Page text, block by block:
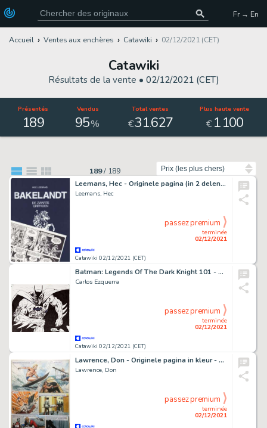
Fr → En
Accueil Ventes aux enchères Catawiki 02/12/2021 (CET)
Catawiki
Résultats de la vente • 02/12/2021 (CET)
Présentés
189
Vendus
95%
Total ventes
€31.627
Plus haute vente
€ 1.100
189/ 189
Leemans, Hec - Originele pagina (in 2 delen) + Album (oplage: 44 ex.) - Bakelandt - De zwarte griffioen (1983)
Leemans, Hec
Catawiki 02/12/2021 (CET)
terminée
02/12/2021
passez premium
Batman: Legends Of The Dark Knight 101 - Original Artwork by Carlos Ezquerra - (1989)
Carlos Ezquerra
Catawiki 02/12/2021 (CET)
terminée
02/12/2021
passez premium
Lawrence, Don - Originele pagina in kleur - Trigië - The Gambler / De genezende gokker - (1975)
Lawrence, Don
terminée
02/12/2021
passez premium